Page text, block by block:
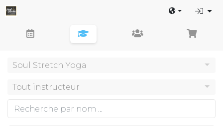
Soul Stretch Yoga
Tout instructeur